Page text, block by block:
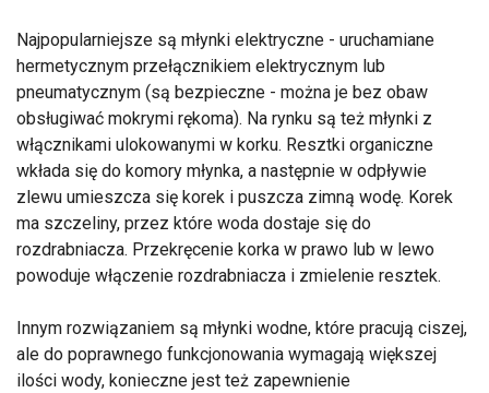
Najpopularniejsze są młynki elektryczne - uruchamiane
hermetycznym przełącznikiem elektrycznym lub
pneumatycznym (są bezpieczne - można je bez obaw
obsługiwać mokrymi rękoma). Na rynku są też młynki z
włącznikami ulokowanymi w korku. Resztki organiczne
wkłada się do komory młynka, a następnie w odpływie
zlewu umieszcza się korek i puszcza zimną wodę. Korek
ma szczeliny, przez które woda dostaje się do
rozdrabniacza. Przekręcenie korka w prawo lub w lewo
powoduje włączenie rozdrabniacza i zmielenie resztek.
Innym rozwiązaniem są młynki wodne, które pracują ciszej,
ale do poprawnego funkcjonowania wymagają większej
ilości wody, konieczne jest też zapewnienie